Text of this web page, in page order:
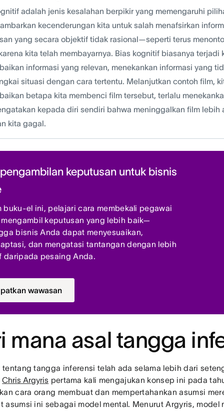
adalah jenis kesalahan berpikir yang memengaruhi
kecenderungan kita untuk salah menafsirkan
yang secara objektif tidak rasional—seperti terus
kita telah membayarnya. Bias kognitif biasanya terjadi
informasi yang relevan, menekankan informasi yang
situasi dengan cara tertentu. Melanjutkan contoh film,
betapa kita membenci film tersebut, terlalu
kepada diri sendiri bahwa meninggalkan film lebih
kita gagal.
keputusan untuk bisnis
buku-el ini, pelajari cara membekali pegawai
keputusan yang lebih baik—
bisnis Anda dapat menyesuaikan,
dan mengatasi tantangan dengan lebih
daripada pesaing Anda.
wawasan
mana asal tangga
tentang tangga inferensi telah ada selama lebih dari
Chris Argyris pertama kali mengajukan konsep ini pada
cara orang membuat dan mempertahankan asumsi
asumsi ini sebagai model mental. Menurut Argyris, model